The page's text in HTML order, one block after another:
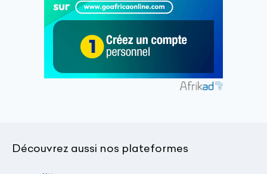
Découvrez aussi nos plateformes